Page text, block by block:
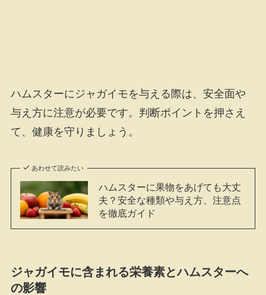
ハムスターにジャガイモを与える際は、安全面や
与え方に注意が必要です。判断ポイントを押さえ
て、健康を守りましょう。
あわせて読みたい
ハムスターに果物をあげても大丈
夫？安全な種類や与え方、注意点
を徹底ガイド
ジャガイモに含まれる栄養素とハムスターへ
の影響